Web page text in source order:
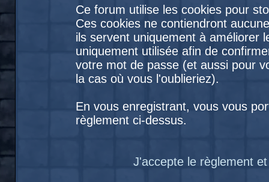
Ce forum utilise les cookies pour
Ces cookies ne contiendront
ils servent uniquement à améliorer
uniquement utilisée afin de
votre mot de passe (et aussi pour
la cas où vous l'oublieriez).
En vous enregistrant, vous vous
règlement ci-dessus.
J'accepte le règlement